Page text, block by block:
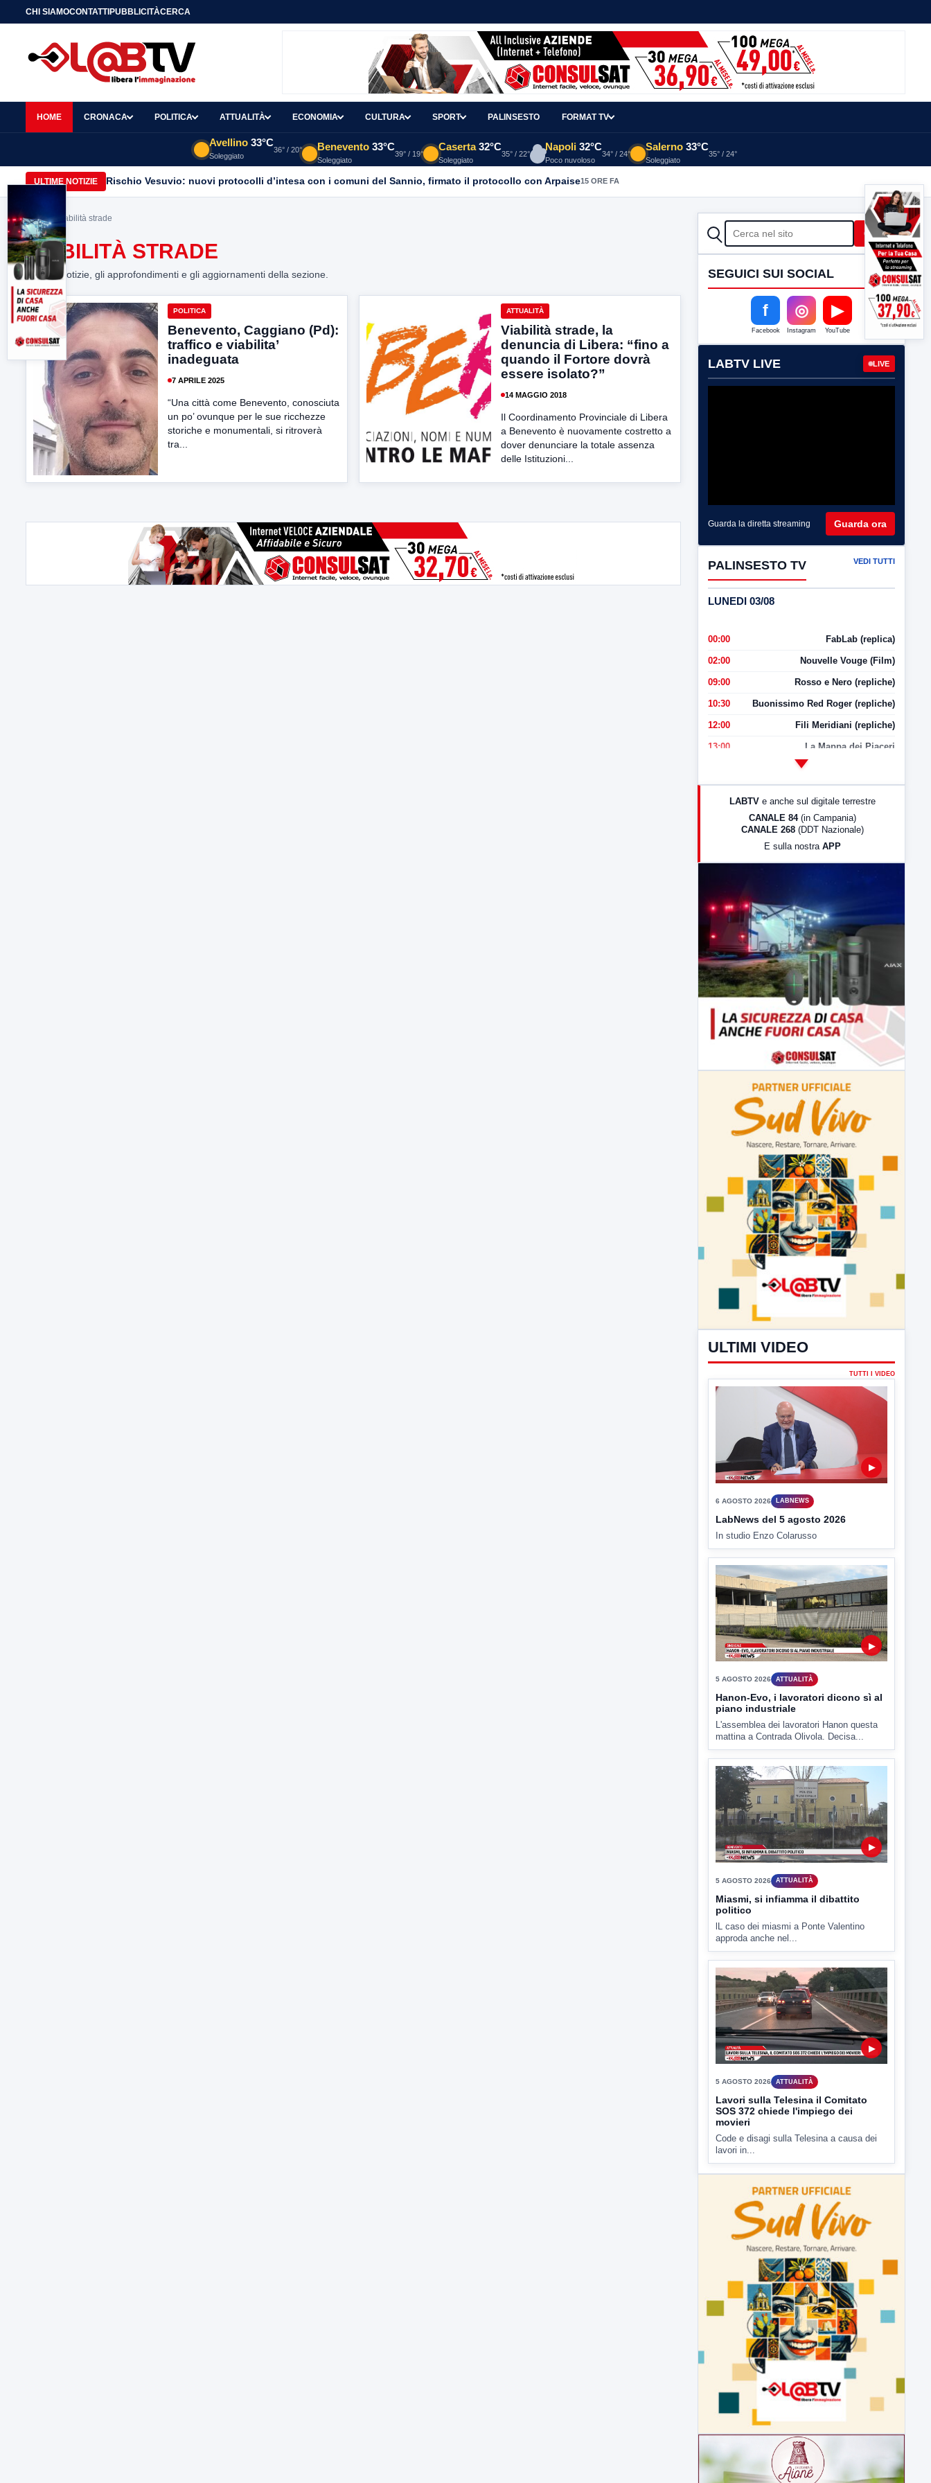
CHI SIAMOCONTATTIPUBBLICITÀCERCA
HOME CRONACA POLITICA ATTUALITÀ ECONOMIA CULTURA SPORT PALINSESTO FORMAT TV
Avellino 33°C
Soleggiato
36° / 20° Benevento 33°C
Soleggiato
39° / 19°
Caserta 32°C
Soleggiato
35° / 22°
Napoli 32°C
Poco nuvoloso
34° / 24°
Salerno 33°C
Soleggiato
35° / 24°
ULTIME NOTIZIE Rischio Vesuvio: nuovi protocolli d’intesa con i comuni del Sannio, firmato il protocollo con Arpaise15 ORE FA
Home> viabilità strade
VIABILITÀ STRADE
Tutte le notizie, gli approfondimenti e gli aggiornamenti della sezione.
POLITICA
Benevento, Caggiano (Pd):
traffico e viabilita’
inadeguata
7 APRILE 2025
“Una città come Benevento, conosciuta
un po’ ovunque per le sue ricchezze
storiche e monumentali, si ritroverà
tra...
ATTUALITÀ
Viabilità strade, la
denuncia di Libera: “fino a
quando il Fortore dovrà
essere isolato?”
14 MAGGIO 2018
Il Coordinamento Provinciale di Libera
a Benevento è nuovamente costretto a
dover denunciare la totale assenza
delle Istituzioni...
CERCA Cerca
SEGUICI SUI SOCIAL
f
Facebook
◎
Instagram
▶
YouTube
LABTV LIVE LIVE
Guarda la diretta streaming Guarda ora
PALINSESTO TV VEDI TUTTI
LUNEDI 03/08
00:00 FabLab (replica)
02:00 Nouvelle Vouge (Film)
09:00 Rosso e Nero (repliche)
10:30 Buonissimo Red Roger (repliche)
12:00 Fili Meridiani (repliche)
13:00 La Mappa dei Piaceri
LabNews (Diretta)
LABTV e anche sul digitale terrestre
CANALE 84 (in Campania)
CANALE 268 (DDT Nazionale)
E sulla nostra APP
ULTIMI VIDEO
TUTTI I VIDEO
▶
6 AGOSTO 2026 LABNEWS
LabNews del 5 agosto 2026
In studio Enzo Colarusso
5 AGOSTO 2026
Hanon-Evo, i lavoratori dicono sì al
piano industriale
L'assemblea dei lavoratori Hanon questa
mattina a Contrada Olivola. Decisa...
5 AGOSTO 2026 ATTUALITÀ
Miasmi, si infiamma il dibattito
politico
lL caso dei miasmi a Ponte Valentino
approda anche nel...
▶
5 AGOSTO 2026 ATTUALITÀ
Lavori sulla Telesina il Comitato
SOS 372 chiede l'impiego dei
movieri
Code e disagi sulla Telesina a causa dei
lavori in...